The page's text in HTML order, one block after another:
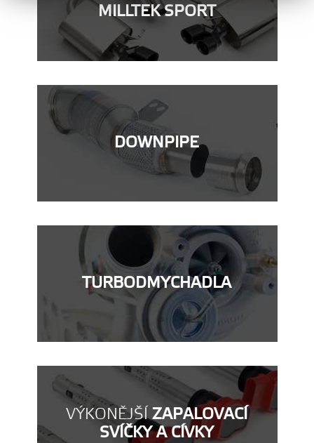
MILLTEK SPORT
DOWNPIPE
TURBODMYCHADLA
VÝKONĚJŠÍZAPALOVACÍ
SVÍČKY A CÍVKY